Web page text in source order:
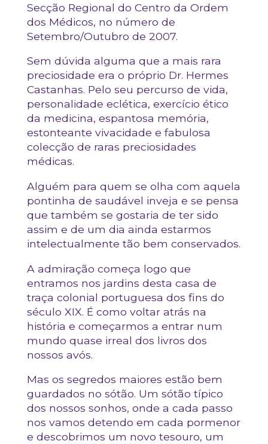
Secção Regional do Centro da Ordem
dos Médicos, no número de
Setembro/Outubro de 2007.
Sem dúvida alguma que a mais rara
preciosidade era o próprio Dr. Hermes
Castanhas. Pelo seu percurso de vida,
personalidade eclética, exercício ético
da medicina, espantosa memória,
estonteante vivacidade e fabulosa
colecção de raras preciosidades
médicas.
Alguém para quem se olha com aquela
pontinha de saudável inveja e se pensa
que também se gostaria de ter sido
assim e de um dia ainda estarmos
intelectualmente tão bem conservados.
A admiração começa logo que
entramos nos jardins desta casa de
traça colonial portuguesa dos fins do
século XIX. É como voltar atrás na
história e começarmos a entrar num
mundo quase irreal dos livros dos
nossos avós.
Mas os segredos maiores estão bem
guardados no sótão. Um sótão típico
dos nossos sonhos, onde a cada passo
nos vamos detendo em cada pormenor
e descobrimos um novo tesouro, um